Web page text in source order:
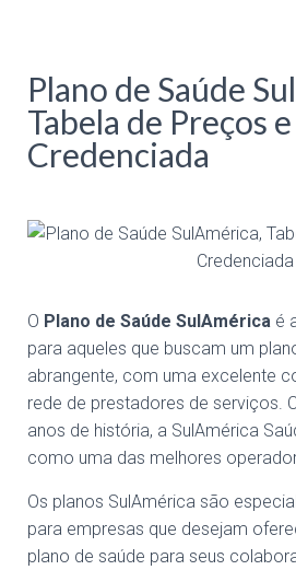
Plano de Saúde
Tabela de Preços
Credenciada
O Plano de Saúde SulAmérica é
para aqueles que buscam um
abrangente, com uma excelente
rede de prestadores de serviços.
anos de história, a SulAmérica
como uma das melhores
Os planos SulAmérica são
para empresas que desejam
plano de saúde para seus